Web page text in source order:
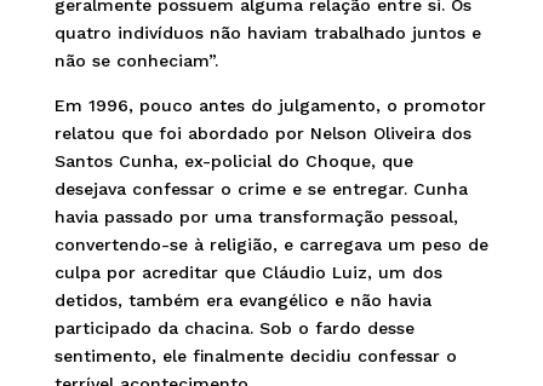
geralmente possuem alguma relação entre si. Os
quatro indivíduos não haviam trabalhado juntos e
não se conheciam”.
Em 1996, pouco antes do julgamento, o promotor
relatou que foi abordado por Nelson Oliveira dos
Santos Cunha, ex-policial do Choque, que
desejava confessar o crime e se entregar. Cunha
havia passado por uma transformação pessoal,
convertendo-se à religião, e carregava um peso de
culpa por acreditar que Cláudio Luiz, um dos
detidos, também era evangélico e não havia
participado da chacina. Sob o fardo desse
sentimento, ele finalmente decidiu confessar o